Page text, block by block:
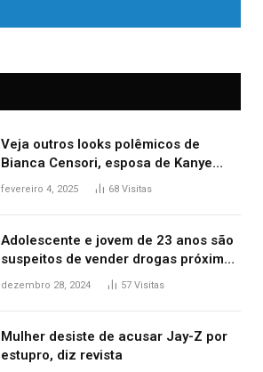
Veja outros looks polêmicos de
Bianca Censori, esposa de Kanye
West que apareceu nua no Grammy
fevereiro 4, 2025 68 Visitas
Adolescente e jovem de 23 anos são
suspeitos de vender drogas próximo
de delegacia e escola, diz polícia
dezembro 28, 2024 57 Visitas
Mulher desiste de acusar Jay-Z por
estupro, diz revista